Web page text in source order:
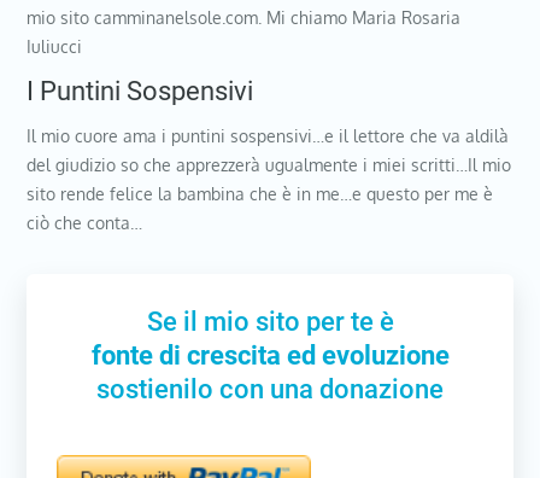
mio sito camminanelsole.com. Mi chiamo Maria Rosaria
Iuliucci
I Puntini Sospensivi
Il mio cuore ama i puntini sospensivi…e il lettore che va aldilà
del giudizio so che apprezzerà ugualmente i miei scritti…Il mio
sito rende felice la bambina che è in me…e questo per me è
ciò che conta…
Se il mio sito per te è
fonte di crescita ed evoluzione
sostienilo con una donazione